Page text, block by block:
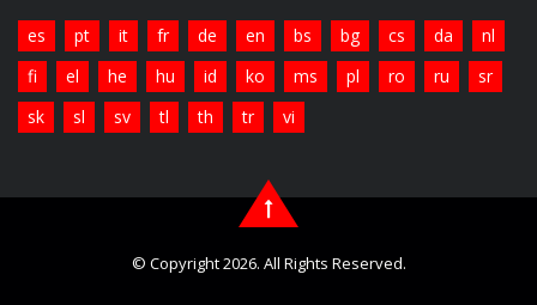
es pt it fr de en bs bg cs da
nl
fi
el he hu id ko ms pl ro ru
sr
sk
sl sv tl th tr vi
© Copyright 2026. All Rights Reserved.